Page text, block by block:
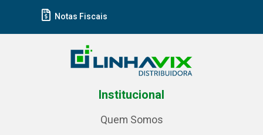
Notas Fiscais
Institucional
Quem Somos